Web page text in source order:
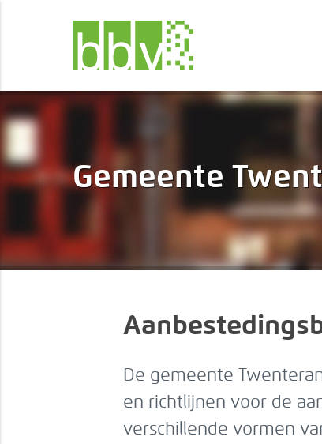
Gemeente
De gemeente
en richtlijnen voor de
verschillende vormen